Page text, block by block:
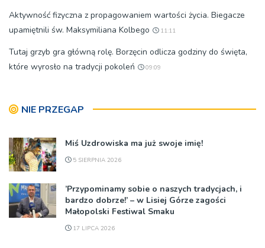
Aktywność fizyczna z propagowaniem wartości życia. Biegacze
upamiętnili św. Maksymiliana Kolbego
11:11
Tutaj grzyb gra główną rolę. Borzęcin odlicza godziny do święta,
które wyrosło na tradycji pokoleń
09:09
NIE PRZEGAP
Miś Uzdrowiska ma już swoje imię!
5 SIERPNIA 2026
’Przypominamy sobie o naszych tradycjach, i
bardzo dobrze!’ – w Lisiej Górze zagości
Małopolski Festiwal Smaku
17 LIPCA 2026